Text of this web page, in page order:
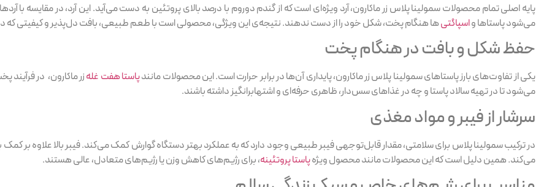
پایه اصلی تمام محصولات سمولینا پلاس زر ماکارون، آرد ویژه‌ای است که از گندم دوروم با درصد بالای پروتئین به دست می‌آید. این آرد، در مقایسه
می‌شود پاستاها واسپاگتیها هنگام پخت، شکل خود را از دست ندهند. نتیجه‌ی این ویژگی، محصولی است با طعم طبیعی، بافت دل‌پذیر و کیفیتی
حفظ شکل و بافت در هنگام پخت
یکی از تفاوت‌های بارز پاستاهای سمولینا پلاس زر ماکارون، پایداری آن‌ها در برابر حرارت است. این محصولات مانندپاستا هفت غلهزر ماکارون، در
می‌شود تا در تهیه سالاد پاستا و چه در غذاهای سس‌دار، ظاهری حرفه‌ای و اشتها‌بر‌انگیز داشته باشند.
سرشار از فیبر و مواد مغذی
در ترکیب سمولینا پلاس برای سلامتی، مقدار قابل‌توجهی فیبر طبیعی وجود دارد که به عملکرد بهتر دستگاه گوارش کمک می‌کند. فیبر بالا علاوه
می‌کند. همین دلیل است که این محصولات مانند محصول ویژهپاستا پروتئینه، برای رژیم‌های کاهش وزن یا رژیم‌های متعادل، عالی هستند.